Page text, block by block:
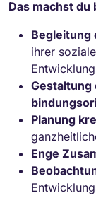
Das machst du
Begleitung
ihrer
Entwicklung
Gestaltung
Planung
Enge